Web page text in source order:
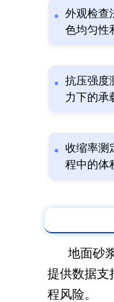
外观检查
色均匀性
抗压强度
力下的承
收缩率测
程中的体
地面砂
提供数据支
程风险。